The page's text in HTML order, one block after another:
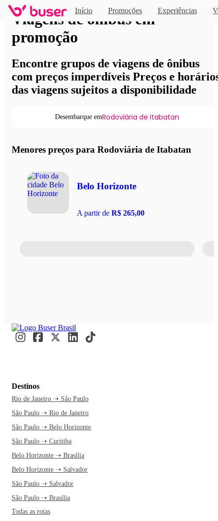
Início Promoções Experiências
Viagens de ônibus em
promoção
Encontre grupos de viagens de ônibus
com preços imperdíveis Preços e
das viagens sujeitos a disponibilidade
Desembarque emRodoviária de Itabatan
Menores preços para Rodoviária de Itabatan
Belo Horizonte
A partir de R$ 265,00
Destinos
Rio de Janeiro ➝ São Paulo
São Paulo ➝ Rio de Janeiro
São Paulo ➝ Belo Horizonte
São Paulo ➝ Curitiba
Belo Horizonte ➝ Brasília
Belo Horizonte ➝ Salvador
São Paulo ➝ Salvador
São Paulo ➝ Brasília
Todas as rotas